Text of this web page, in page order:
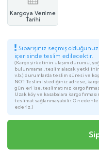
Kargoya Verilme
Tarihi
Siparişiniz seçmiş
içerisinde teslim edilecektir.
(Kargo şirketinin ulaşım durumu,
bulunmama , teslim alacak yetkilinin
v.b.) durumlarda teslim süresi ve
NOT: Teslim istediğiniz adrese,
günleri ise, teslimatınız kargo
Uzak köy ve kasabalara kargo
teslimat sağlanmayabilir. O
ederiz.)